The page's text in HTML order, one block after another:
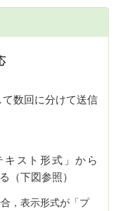
数回に分けて送信
キスト形式」から
（下図参照）
，表示形式が「プ